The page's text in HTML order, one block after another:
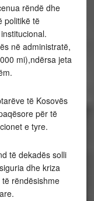
rëndë dhe
politikë të
në administratë,
mi),ndërsa jeta
të Kosovës
për të
e tyre.
të dekadës solli
dhe kriza
rëndësishme